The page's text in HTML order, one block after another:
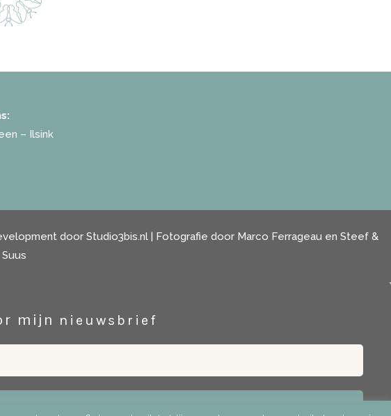
– Ilsink
door Studio3bis.nl | Fotografie door Marco Ferrageau en Steef &
Suus
mijn nieuwsbrief